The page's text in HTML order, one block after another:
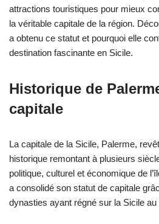
attractions touristiques pour mieux
la véritable capitale de la région.
a obtenu ce statut et pourquoi elle
destination fascinante en Sicile.
Historique de
capitale
La capitale de la Sicile, Palerme,
historique remontant à plusieurs
politique, culturel et économique de
a consolidé son statut de capitale
dynasties ayant régné sur la Sicile au